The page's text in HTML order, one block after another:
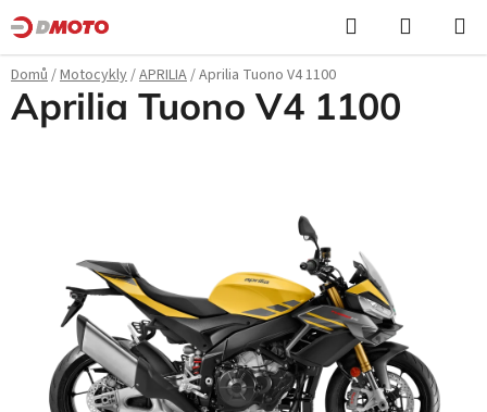
Přejít
na
obsah
Hledat
KOŠÍK
Domů/Motocykly/APRILIA/Aprilia Tuono V4 1100
Aprilia Tuono V4 1100